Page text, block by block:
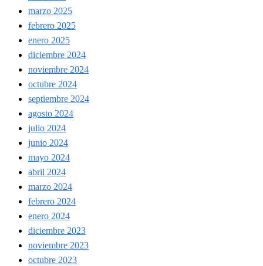
marzo 2025
febrero 2025
enero 2025
diciembre 2024
noviembre 2024
octubre 2024
septiembre 2024
agosto 2024
julio 2024
junio 2024
mayo 2024
abril 2024
marzo 2024
febrero 2024
enero 2024
diciembre 2023
noviembre 2023
octubre 2023